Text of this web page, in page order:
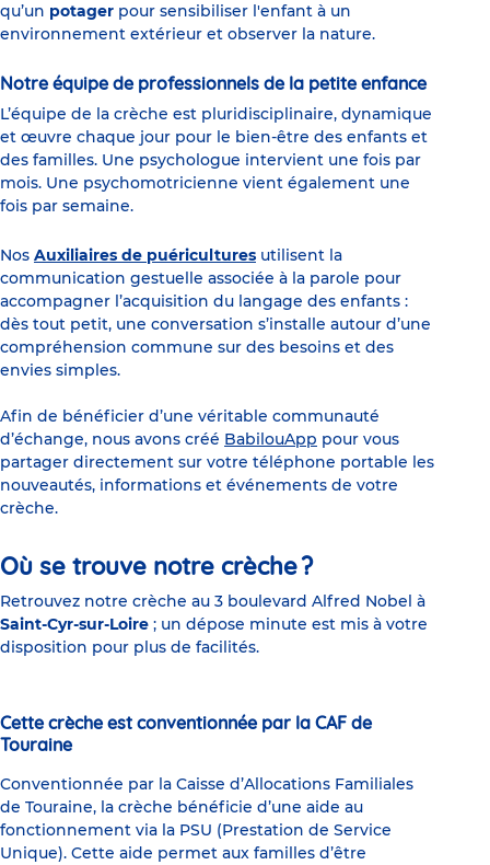
qu’un potager pour sensibiliser l'enfant à un
environnement extérieur et observer la nature.
Notre équipe de professionnels de la petite enfance
L’équipe de la crèche est pluridisciplinaire, dynamique
et œuvre chaque jour pour le bien-être des enfants et
des familles. Une psychologue intervient une fois par
mois. Une psychomotricienne vient également une
fois par semaine.
Nos Auxiliaires de puéricultures utilisent la
communication gestuelle associée à la parole pour
accompagner l’acquisition du langage des enfants :
dès tout petit, une conversation s’installe autour d’une
compréhension commune sur des besoins et des
envies simples.
Afin de bénéficier d’une véritable communauté
d’échange, nous avons créé BabilouApp pour vous
partager directement sur votre téléphone portable les
nouveautés, informations et événements de votre
crèche.
Où se trouve notre crèche ?
Retrouvez notre crèche au 3 boulevard Alfred Nobel à
Saint-Cyr-sur-Loire ; un dépose minute est mis à votre
disposition pour plus de facilités.
Cette crèche est conventionnée par la CAF de
Touraine
Conventionnée par la Caisse d’Allocations Familiales
de Touraine, la crèche bénéficie d’une aide au
fonctionnement via la PSU (Prestation de Service
Unique). Cette aide permet aux familles d’être